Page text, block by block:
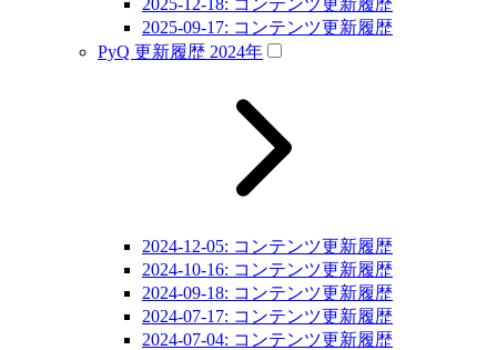
2025-12-18: コンテンツ更新履歴
2025-09-17: コンテンツ更新履歴
PyQ 更新履歴 2024年
2024-12-05: コンテンツ更新履歴
2024-10-16: コンテンツ更新履歴
2024-09-18: コンテンツ更新履歴
2024-07-17: コンテンツ更新履歴
2024-07-04: コンテンツ更新履歴